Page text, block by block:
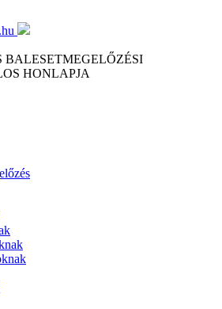
BALESETMEGELŐZÉSI
HONLAPJA